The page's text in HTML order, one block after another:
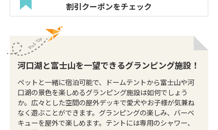
割引クーポンをチェック
河口湖と富士山を一望できるグランピング施設！
ペットと一緒に宿泊可能で、ドームテントから富士山や河
口湖の景色を楽しめるグランピング施設は如何でしょう
か。広々とした空間の屋外デッキで愛犬やお子様が気兼ね
なく遊ぶことができます。グランピングの楽しみ、バーベ
キューを屋外で楽しめます。テントには専用のシャワー、